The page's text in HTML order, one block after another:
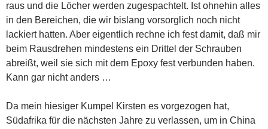
raus und die Löcher werden zugespachtelt. Ist ohnehin alles
in den Bereichen, die wir bislang vorsorglich noch nicht
lackiert hatten. Aber eigentlich rechne ich fest damit, daß mir
beim Rausdrehen mindestens ein Drittel der Schrauben
abreißt, weil sie sich mit dem Epoxy fest verbunden haben.
Kann gar nicht anders …
Da mein hiesiger Kumpel Kirsten es vorgezogen hat,
Südafrika für die nächsten Jahre zu verlassen, um in China